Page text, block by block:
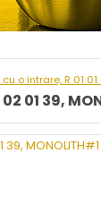
o intrare, R 01 01
01 39,